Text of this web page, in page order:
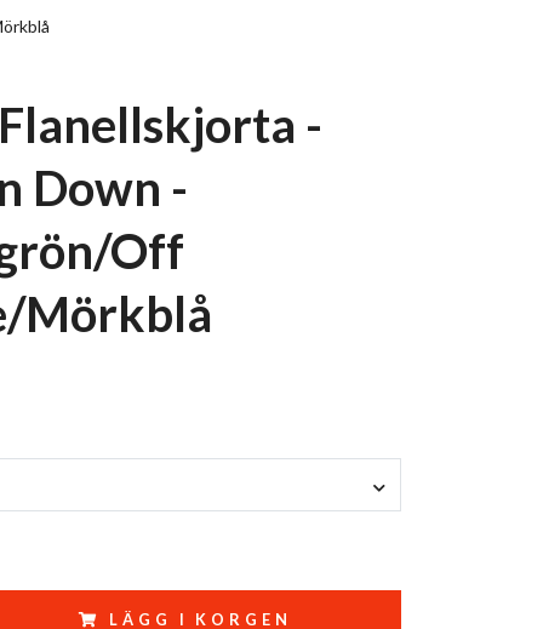
-
Down -
Off
Mörkblå
LÄGG I KORGEN